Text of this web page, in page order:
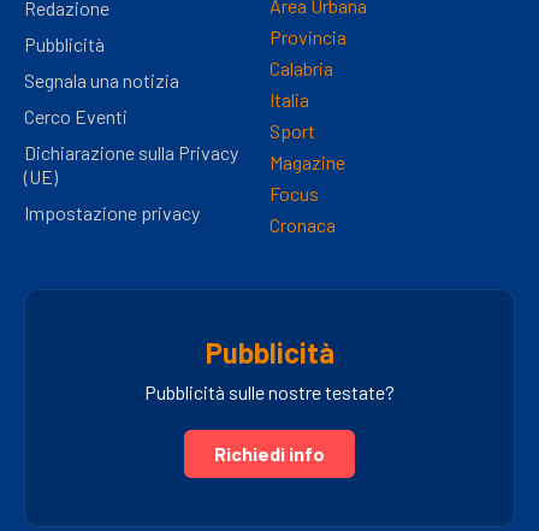
Redazione
Pubblicità
Segnala una notizia
Cerco Eventi
Dichiarazione sulla Privacy
(UE)
Impostazione privacy
Area Urbana
Provincia
Calabria
Italia
Sport
Magazine
Focus
Cronaca
Pubblicità
Pubblicità sulle nostre testate?
Richiedi info